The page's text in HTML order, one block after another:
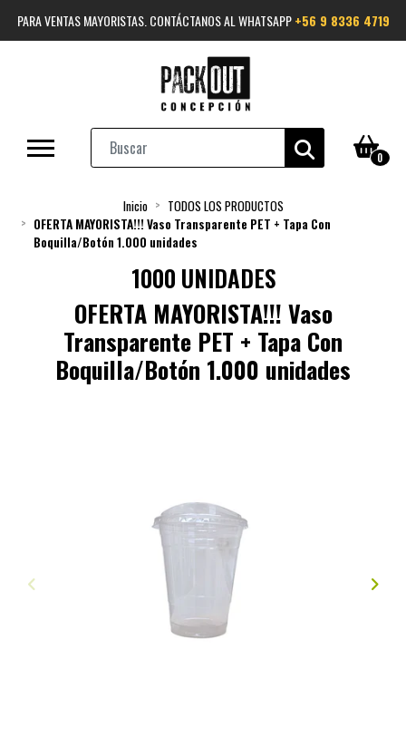
PARA VENTAS MAYORISTAS. CONTÁCTANOS AL WHATSAPP+56 9 8336 4719
0
Inicio
TODOS LOS PRODUCTOS
OFERTA MAYORISTA!!! Vaso Transparente PET + Tapa Con
Boquilla/Botón 1.000 unidades
1000 UNIDADES
OFERTA MAYORISTA!!! Vaso
Transparente PET + Tapa Con
Boquilla/Botón 1.000 unidades